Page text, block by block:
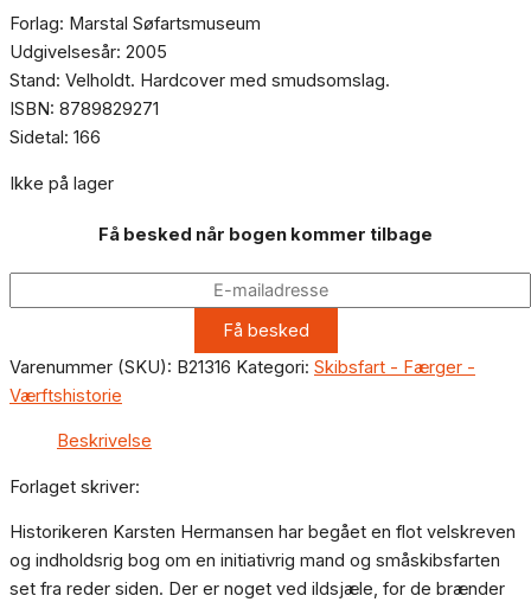
Forlag: Marstal Søfartsmuseum
Udgivelsesår: 2005
Stand: Velholdt. Hardcover med smudsomslag.
ISBN: 8789829271
Sidetal: 166
Ikke på lager
Få besked når bogen kommer tilbage
Varenummer (SKU): B21316 Kategori: Skibsfart - Færger -
Værftshistorie
Beskrivelse
Forlaget skriver:
Historikeren Karsten Hermansen har begået en flot velskreven
og indholdsrig bog om en initiativrig mand og småskibsfarten
set fra reder siden. Der er noget ved ildsjæle, for de brænder